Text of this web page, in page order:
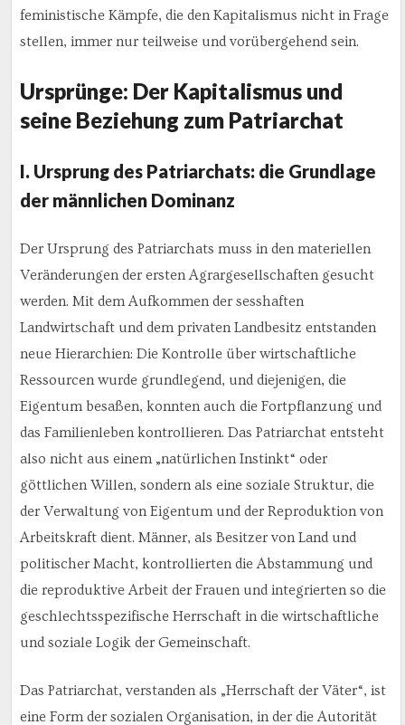
feministische Kämpfe, die den Kapitalismus nicht in Frage
stellen, immer nur teilweise und vorübergehend sein.
Ursprünge: Der Kapitalismus und
seine Beziehung zum Patriarchat
I. Ursprung des Patriarchats: die Grundlage
der männlichen Dominanz
Der Ursprung des Patriarchats muss in den materiellen
Veränderungen der ersten Agrargesellschaften gesucht
werden. Mit dem Aufkommen der sesshaften
Landwirtschaft und dem privaten Landbesitz entstanden
neue Hierarchien: Die Kontrolle über wirtschaftliche
Ressourcen wurde grundlegend, und diejenigen, die
Eigentum besaßen, konnten auch die Fortpflanzung und
das Familienleben kontrollieren. Das Patriarchat entsteht
also nicht aus einem „natürlichen Instinkt“ oder
göttlichen Willen, sondern als eine soziale Struktur, die
der Verwaltung von Eigentum und der Reproduktion von
Arbeitskraft dient. Männer, als Besitzer von Land und
politischer Macht, kontrollierten die Abstammung und
die reproduktive Arbeit der Frauen und integrierten so die
geschlechtsspezifische Herrschaft in die wirtschaftliche
und soziale Logik der Gemeinschaft.
Das Patriarchat, verstanden als „Herrschaft der Väter“, ist
eine Form der sozialen Organisation, in der die Autorität